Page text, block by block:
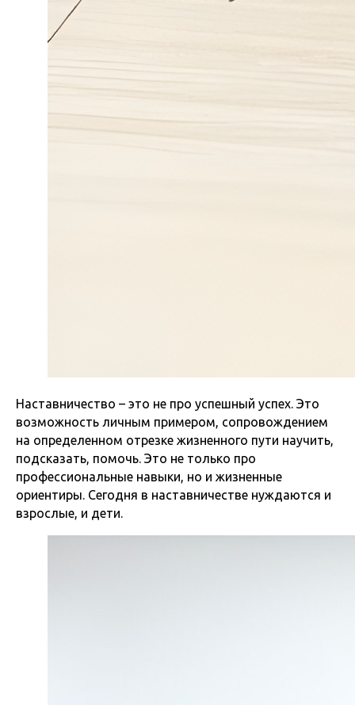
Наставничество – это не про успешный успех. Это
возможность личным примером, сопровождением
на определенном отрезке жизненного пути научить,
подсказать, помочь. Это не только про
профессиональные навыки, но и жизненные
ориентиры. Сегодня в наставничестве нуждаются и
взрослые, и дети.